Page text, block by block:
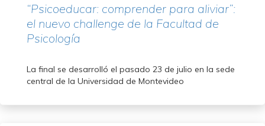
“Psicoeducar: comprender para aliviar”:
el nuevo challenge de la Facultad de
Psicología
La final se desarrolló el pasado 23 de julio en la sede
central de la Universidad de Montevideo